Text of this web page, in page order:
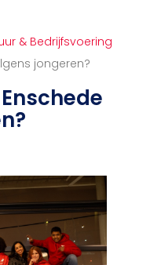
& Bedrijfsvoering
jongeren?